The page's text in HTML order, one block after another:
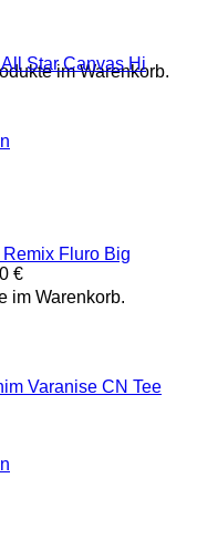
im Warenkorb.
im Warenkorb.
All Star Canvas Hi
Fluro Big
€
Varanise CN Tee